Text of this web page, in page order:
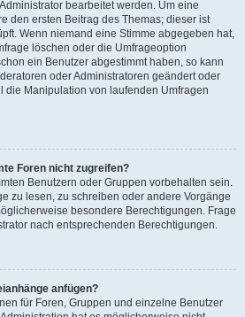
bearbeitet werden. Um eine
den ersten Beitrag des Themas; dieser ist
Wenn niemand eine Stimme abgegeben hat,
löschen oder die Umfrageoption
ein Benutzer abgestimmt haben, so kann
oder Administratoren geändert oder
die Manipulation von laufenden Umfragen
Foren nicht zugreifen?
Benutzern oder Gruppen vorbehalten sein.
zu lesen, zu schreiben oder andere Vorgänge
besondere Berechtigungen. Frage
nach entsprechenden Berechtigungen.
anfügen?
für Foren, Gruppen und einzelne Benutzer